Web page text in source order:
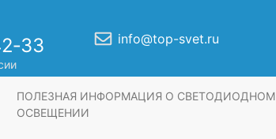
info@top-svet.ru
ПОЛЕЗНАЯ ИНФОРМАЦИЯ О СВЕТОДИОДНОМ
ОСВЕЩЕНИИ